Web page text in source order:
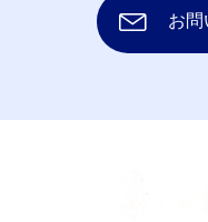
お問